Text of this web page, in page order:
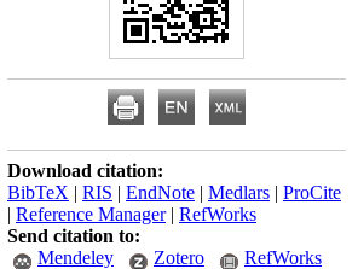
Download citation:
BibTeX | RIS | EndNote | Medlars | ProCite
| Reference Manager| RefWorks
Send citation to:
Mendeley
Zotero RefWorks